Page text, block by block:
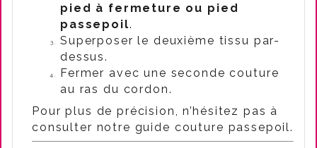
pied à fermeture ou pied
passepoil.
Superposer le deuxième tissu par-
dessus.
Fermer avec une seconde couture
au ras du cordon.
Pour plus de précision, n’hésitez pas à
consulter notre guide couture passepoil.